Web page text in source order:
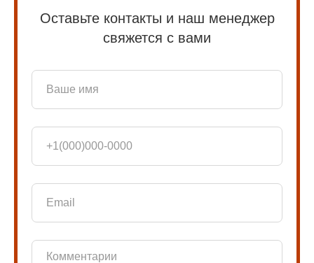
Оставьте контакты и наш менеджер
свяжется с вами